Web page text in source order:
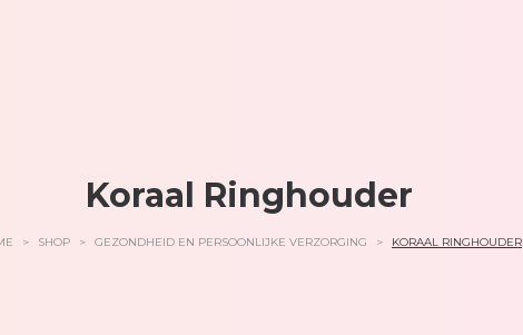
Koraal Ringhouder
> SHOP > GEZONDHEID EN PERSOONLIJKE VERZORGING > KORAAL RINGHOUDER